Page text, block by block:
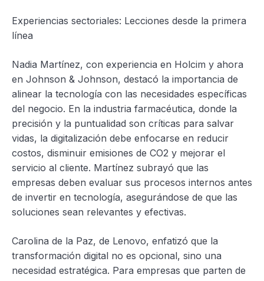
Experiencias sectoriales: Lecciones desde la primera
línea
Nadia Martínez, con experiencia en Holcim y ahora
en Johnson & Johnson, destacó la importancia de
alinear la tecnología con las necesidades específicas
del negocio. En la industria farmacéutica, donde la
precisión y la puntualidad son críticas para salvar
vidas, la digitalización debe enfocarse en reducir
costos, disminuir emisiones de CO2 y mejorar el
servicio al cliente. Martínez subrayó que las
empresas deben evaluar sus procesos internos antes
de invertir en tecnología, asegurándose de que las
soluciones sean relevantes y efectivas.
Carolina de la Paz, de Lenovo, enfatizó que la
transformación digital no es opcional, sino una
necesidad estratégica. Para empresas que parten de